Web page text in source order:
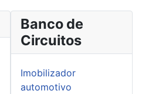
Banco de
Circuitos
Imobilizador
automotivo